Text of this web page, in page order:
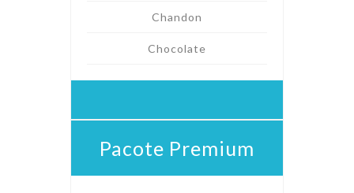
Chandon
Chocolate
Pacote Premium